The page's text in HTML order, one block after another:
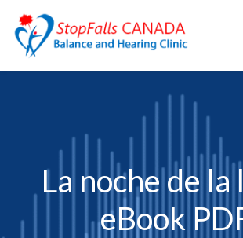
La noche de la
eBook